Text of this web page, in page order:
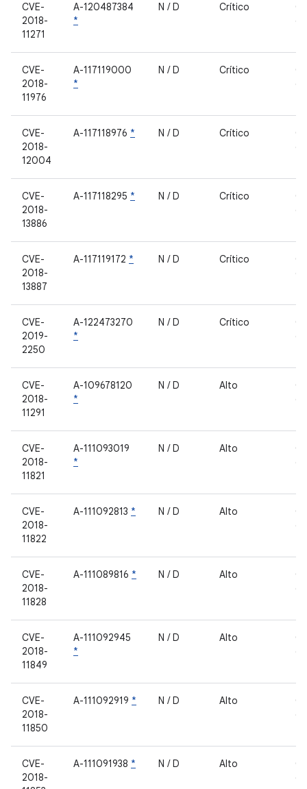
CVE-
2018-
11271
A-120487384
*
N / D Crítico
CVE-
2018-
11976
A-117119000
*
N / D Crítico
CVE-
2018-
12004
A-117118976 * N / D Crítico
CVE-
2018-
13886
A-117118295 * N / D Crítico
CVE-
2018-
13887
A-117119172 * N / D Crítico
CVE-
2019-
2250
A-122473270
*
N / D Crítico
CVE-
2018-
11291
A-109678120
*
N / D Alto
CVE-
2018-
11821
A-111093019
*
N / D Alto
CVE-
2018-
11822
A-111092813 * N / D Alto
CVE-
2018-
11828
A-111089816 * N / D Alto
CVE-
2018-
11849
A-111092945
*
N / D Alto
CVE-
2018-
11850
A-111092919 * N / D Alto
CVE-
2018-
A-111091938 * N / D Alto